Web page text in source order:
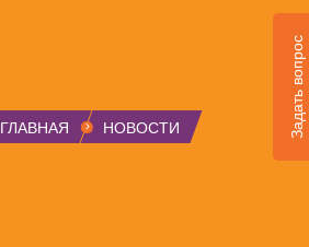
ГЛАВНАЯ НОВОСТИ Задать вопрос